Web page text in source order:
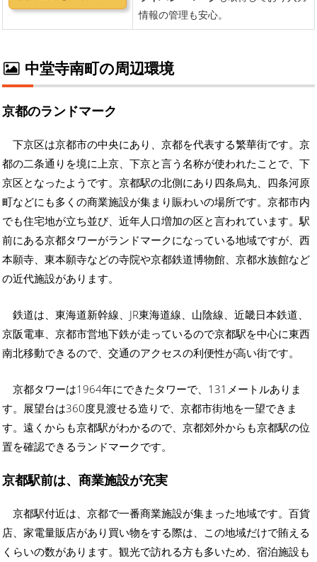
中堂寺南町の周辺環境
京都のランドマーク
下京区は京都市の中央にあり、京都を代表する繁華街です。京
都の二条通りを境に上京、下京と言う名称が使われたことで、下
京区となったようです。京都駅の北側にあり四条烏丸、四条河原
町などにも多くの商業施設が集まり賑わいの場所です。京都市内
でも住宅地が立ち並び、近年人口増加の区と言われています。駅
前にある京都タワーがランドマークになっている地域ですが、西
本願寺、東本願寺などの寺院や京都鉄道博物館、京都水族館など
の近代施設があります。
鉄道は、東海道新幹線、JR東海道線、山陰線、近畿日本鉄道、
京阪電車、京都市営地下鉄が走っているので京都駅を中心に東西
南北移動できるので、交通のアクセスの利便性が高い街です。
京都タワーは1964年にできたタワーで、131メートルありま
す。展望台は360度見渡せる造りで、京都市街地を一望できま
す。遠くからも京都駅がわかるので、京都郊外からも京都駅の位
置を確認できるランドマークです。
京都駅前は、商業施設が充実
京都駅付近は、京都で一番商業施設が集まった地域です。百貨
店、家電量販店があり買い物をする際は、この地域だけで賄える
くらいの数があります。観光で訪れる方も多いため、宿泊施設も